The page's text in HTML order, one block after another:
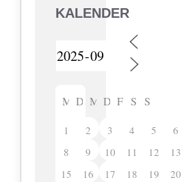
KALENDER
M D M D F S S
1 2 3 4 5 6
8
9 10 11 12 13
15
16 17 18 19 20